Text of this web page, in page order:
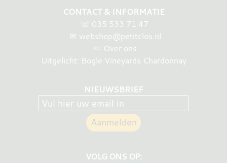
CONTACT & INFORMATIE
☏ 035 533 71 47
✉ webshop@petitclos.nl
Over ons
Uitgelicht: Bogle Vineyards Chardonnay
NIEUWSBRIEF
VOLG ONS OP: